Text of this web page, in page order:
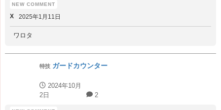
X 2025年1月11日
ワロタ
特技 ガードカウンター
2024年10月
2日
2